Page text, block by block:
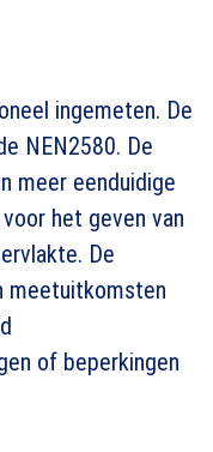
ingemeten. De
NEN2580. De
meer eenduidige
het geven van
De
meetuitkomsten
of beperkingen